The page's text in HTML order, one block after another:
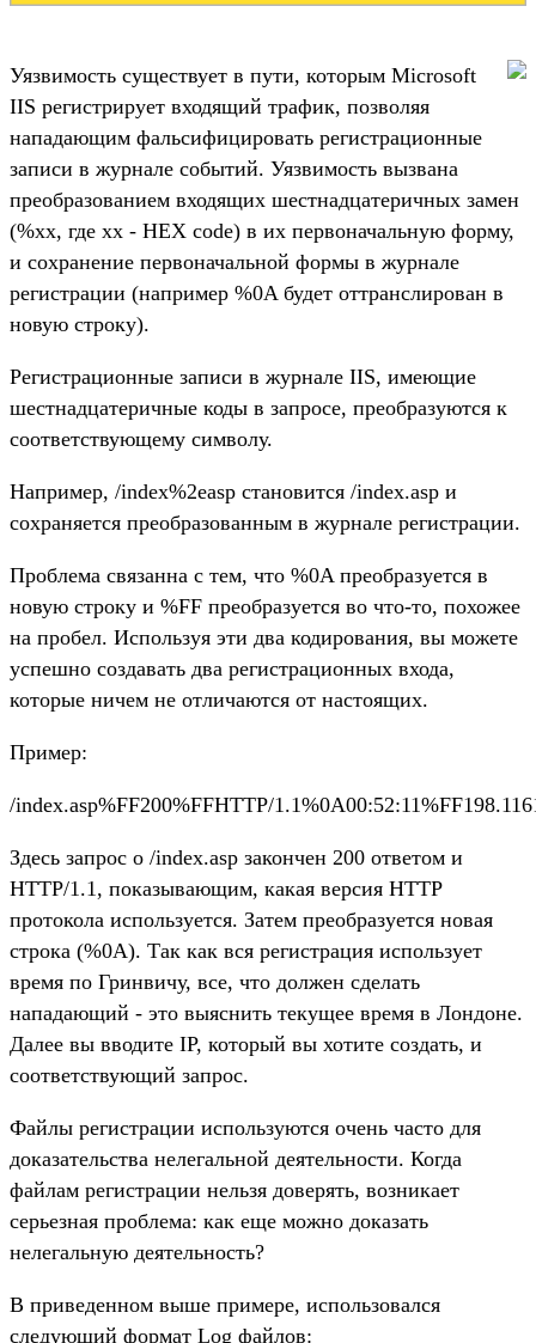
Уязвимость существует в пути, которым Microsoft
IIS регистрирует входящий трафик, позволяя
нападающим фальсифицировать регистрационные
записи в журнале событий. Уязвимость вызвана
преобразованием входящих шестнадцатеричных замен
(%xx, где xx - HEX code) в их первоначальную форму,
и сохранение первоначальной формы в журнале
регистрации (например %0A будет оттранслирован в
новую строку).
Регистрационные записи в журнале IIS, имеющие
шестнадцатеричные коды в запросе, преобразуются к
соответствующему символу.
Например, /index%2easp становится /index.asp и
сохраняется преобразованным в журнале регистрации.
Проблема связанна с тем, что %0A преобразуется в
новую строку и %FF преобразуется во что-то, похожее
на пробел. Используя эти два кодирования, вы можете
успешно создавать два регистрационных входа,
которые ничем не отличаются от настоящих.
Пример:
/index.asp%FF200%FFHTTP/
Здесь запрос о /index.asp закончен 200 ответом и
HTTP/1.1, показывающим, какая версия HTTP
протокола используется. Затем преобразуется новая
строка (%0A). Так как вся регистрация использует
время по Гринвичу, все, что должен сделать
нападающий - это выяснить текущее время в Лондоне.
Далее вы вводите IP, который вы хотите создать, и
соответствующий запрос.
Файлы регистрации используются очень часто для
доказательства нелегальной деятельности. Когда
файлам регистрации нельзя доверять, возникает
серьезная проблема: как еще можно доказать
нелегальную деятельность?
В приведенном выше примере, использовался
следующий формат Log файлов: